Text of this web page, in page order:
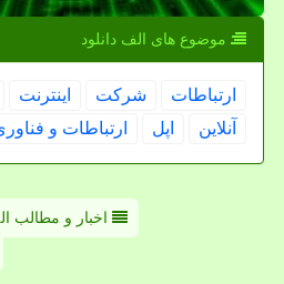
موضوع های الف دانلود
ارتباطات شركت اینترنت
آنلاین
اپل ارتباطات و
اخبار و مطالب